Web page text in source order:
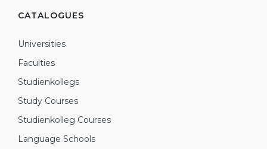
CATALOGUES
Universities
Faculties
Studienkollegs
Study Courses
Studienkolleg Courses
Language Schools